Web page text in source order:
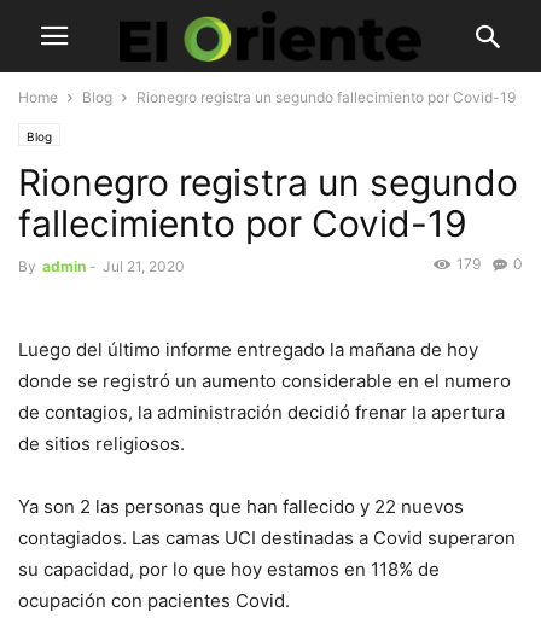
Home Blog Rionegro registra un segundo fallecimiento por Covid-19
Blog
Rionegro registra un segundo
fallecimiento por Covid-19
By admin - Jul 21, 2020 0
179
Luego del último informe entregado la mañana de hoy
donde se registró un aumento considerable en el numero
de contagios, la administración decidió frenar la apertura
de sitios religiosos.
Ya son 2 las personas que han fallecido y 22 nuevos
contagiados. Las camas UCI destinadas a Covid superaron
su capacidad, por lo que hoy estamos en 118% de
ocupación con pacientes Covid.